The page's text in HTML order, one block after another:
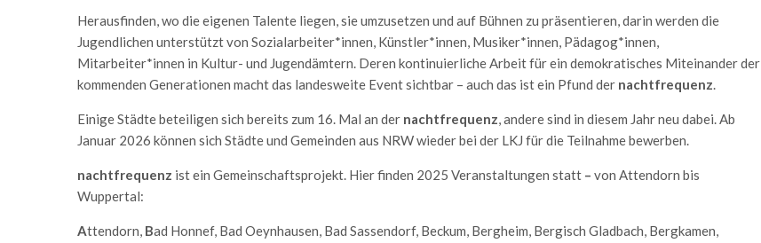
Herausfinden, wo die eigenen Talente liegen, sie umzusetzen und auf Bühnen zu präsentieren, darin werden die
Jugendlichen unterstützt von Sozialarbeiter*innen, Künstler*innen, Musiker*innen, Pädagog*innen,
Mitarbeiter*innen in Kultur- und Jugendämtern. Deren kontinuierliche Arbeit für ein demokratisches Miteinander der
kommenden Generationen macht das landesweite Event sichtbar – auch das ist ein Pfund der nachtfrequenz.
Einige Städte beteiligen sich bereits zum 16. Mal an der nachtfrequenz, andere sind in diesem Jahr neu dabei. Ab
Januar 2026 können sich Städte und Gemeinden aus NRW wieder bei der LKJ für die Teilnahme bewerben.
nachtfrequenz ist ein Gemeinschaftsprojekt. Hier finden 2025 Veranstaltungen statt – von Attendorn bis
Wuppertal:
Attendorn, Bad Honnef, Bad Oeynhausen, Bad Sassendorf, Beckum, Bergheim, Bergisch Gladbach, Bergkamen,